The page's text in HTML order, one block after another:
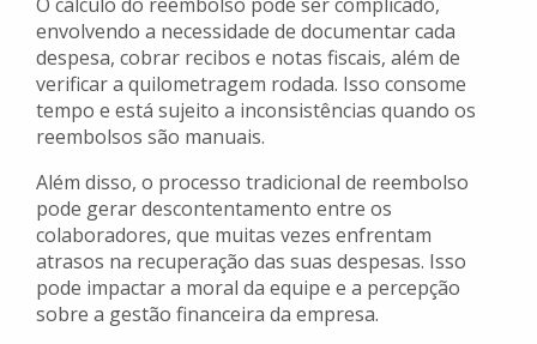
envolvendo a necessidade de documentar cada
despesa, cobrar recibos e notas fiscais, além de
verificar a quilometragem rodada. Isso consome
tempo e está sujeito a inconsistências quando os
reembolsos são manuais.
Além disso, o processo tradicional de reembolso
pode gerar descontentamento entre os
colaboradores, que muitas vezes enfrentam
atrasos na recuperação das suas despesas. Isso
pode impactar a moral da equipe e a percepção
sobre a gestão financeira da empresa.